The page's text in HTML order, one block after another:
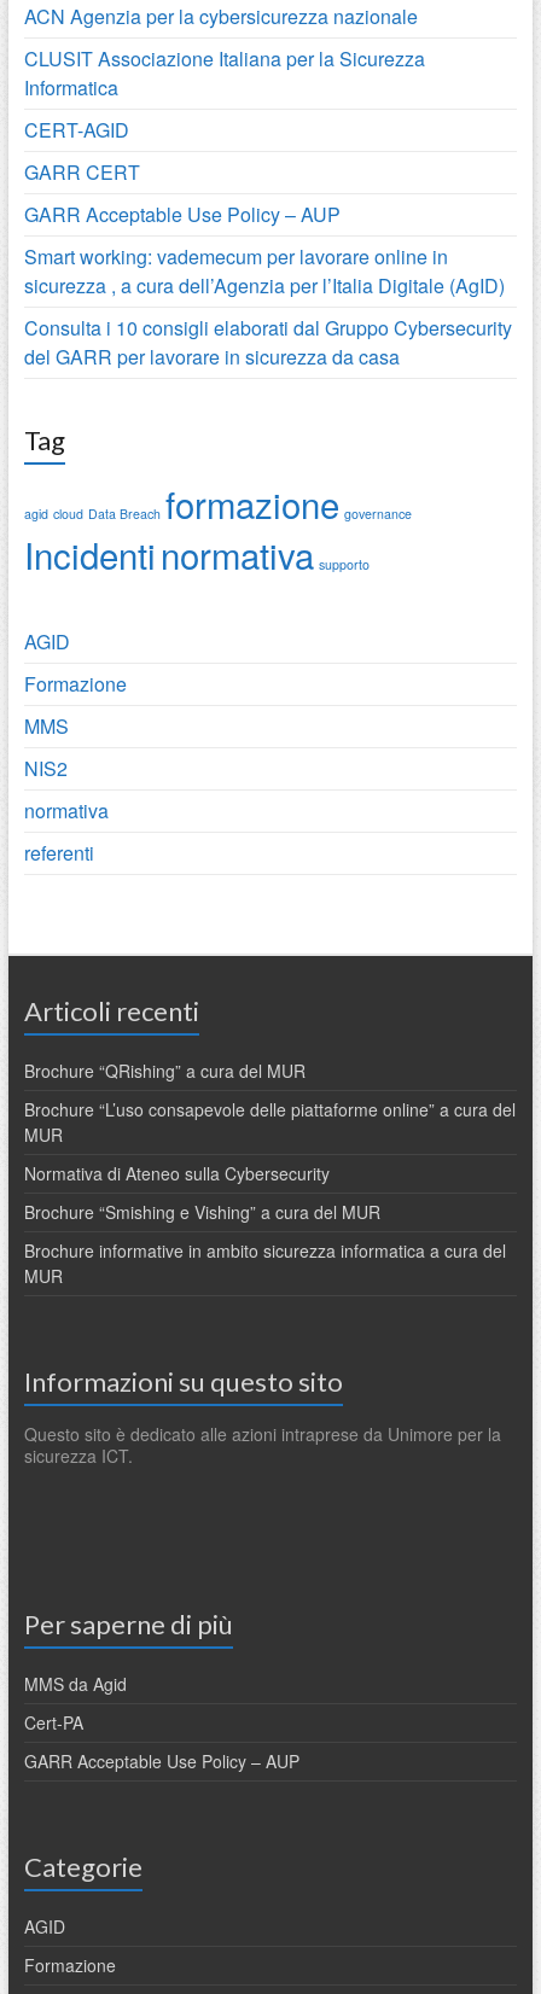
ACN Agenzia per la cybersicurezza nazionale
CLUSIT Associazione Italiana per la Sicurezza
Informatica
CERT-AGID
GARR CERT
GARR Acceptable Use Policy – AUP
Smart working: vademecum per lavorare online in
sicurezza , a cura dell’Agenzia per l’Italia Digitale (AgID)
Consulta i 10 consigli elaborati dal Gruppo Cybersecurity
del GARR per lavorare in sicurezza da casa
Tag
agid cloud Data Breach formazione governance
Incidentinormativa supporto
AGID
Formazione
MMS
NIS2
normativa
referenti
Articoli recenti
Brochure “QRishing” a cura del MUR
Brochure “L’uso consapevole delle piattaforme online” a cura del
MUR
Normativa di Ateneo sulla Cybersecurity
Brochure “Smishing e Vishing” a cura del MUR
Brochure informative in ambito sicurezza informatica a cura del
MUR
Informazioni su questo sito
Questo sito è dedicato alle azioni intraprese da Unimore per la
sicurezza ICT.
Per saperne di più
MMS da Agid
Cert-PA
GARR Acceptable Use Policy – AUP
Categorie
AGID
Formazione